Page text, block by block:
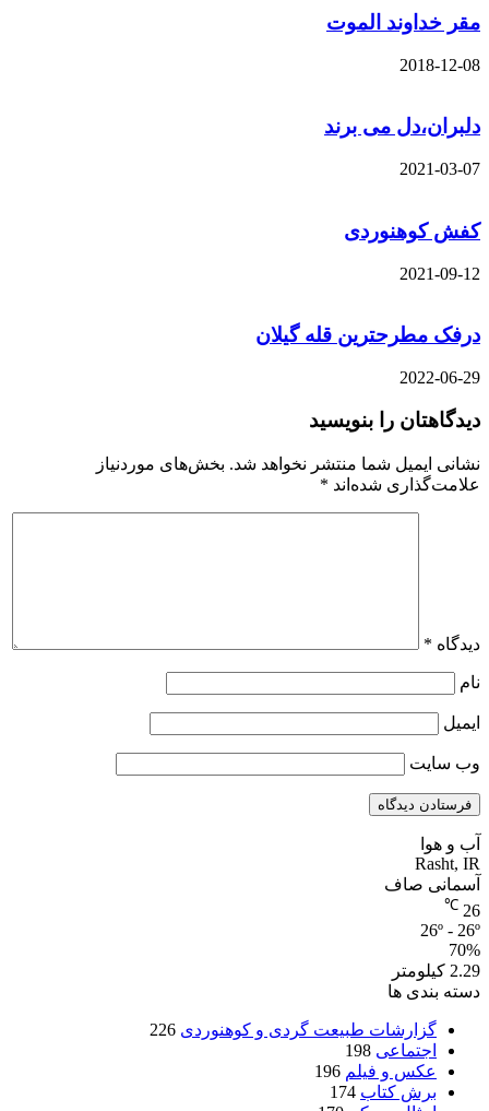
مقر خداوند الموت
2018-12-08
دلبران،دل می برند
2021-03-07
کفش کوهنوردی
2021-09-12
درفک مطرحترین قله گیلان
2022-06-29
دیدگاهتان را بنویسید
نشانی ایمیل شما منتشر نخواهد شد. بخش‌های موردنیاز
علامت‌گذاری شده‌اند *
دیدگاه *
نام
ایمیل
وب‌ سایت
آب و هوا
Rasht, IR
آسمانی صاف
26
℃
26º - 26º
70%
2.29 کیلومتر
دسته بندی ها
گزارشات طبیعت گردی و کوهنوردی 226
اجتماعی 198
عکس و فیلم 196
برش کتاب 174